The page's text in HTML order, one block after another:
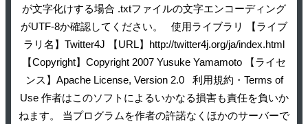
が文字化けする場合 .txtファイルの文字エンコーディング
がUTF-8か確認してください。 使用ライブラリ 【ライブ
ラリ名】Twitter4J 【URL】http://twitter4j.org/ja/index.html
【Copyright】Copyright 2007 Yusuke Yamamoto 【ライセ
ンス】Apache License, Version 2.0 利用規約・Terms of
Use 作者はこのソフトによるいかなる損害も責任を負いか
ねます。 当プログラムを作者の許諾なくほかのサーバーで